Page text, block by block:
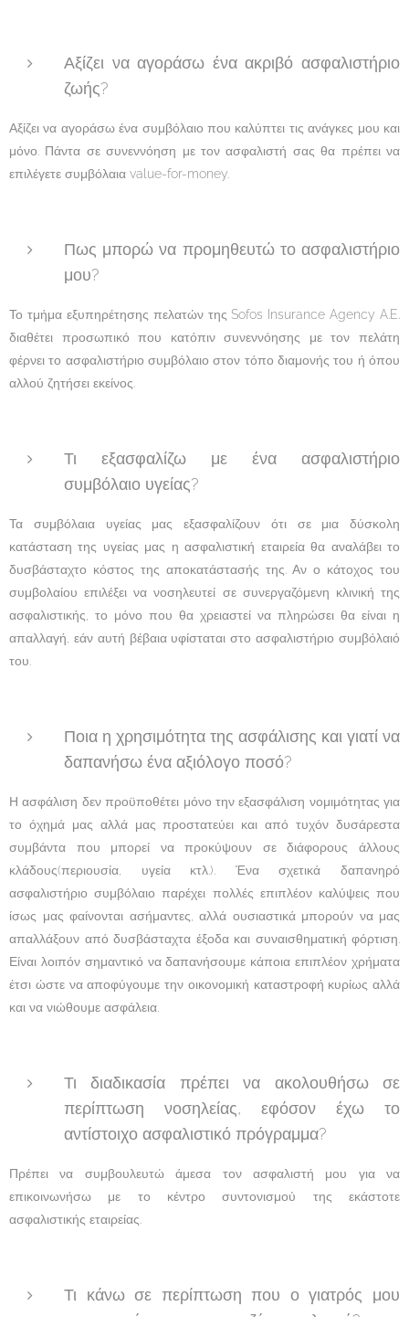
Αξίζει να αγοράσω ένα ακριβό ασφαλιστήριο
ζωής?
Αξίζει να αγοράσω ένα συμβόλαιο που καλύπτει τις ανάγκες μου και
μόνο. Πάντα σε συνεννόηση με τον ασφαλιστή σας θα πρέπει να
επιλέγετε συμβόλαια value-for-money.
Πως μπορώ να προμηθευτώ το ασφαλιστήριο
μου?
Το τμήμα εξυπηρέτησης πελατών της Sofos Insurance Agency A.E.
διαθέτει προσωπικό που κατόπιν συνεννόησης με τον πελάτη
φέρνει το ασφαλιστήριο συμβόλαιο στον τόπο διαμονής του ή όπου
αλλού ζητήσει εκείνος.
Τι εξασφαλίζω με ένα ασφαλιστήριο
συμβόλαιο υγείας?
Τα συμβόλαια υγείας μας εξασφαλίζουν ότι σε μια δύσκολη
κατάσταση της υγείας μας η ασφαλιστική εταιρεία θα αναλάβει το
δυσβάσταχτο κόστος της αποκατάστασής της. Αν ο κάτοχος του
συμβολαίου επιλέξει να νοσηλευτεί σε συνεργαζόμενη κλινική της
ασφαλιστικής, το μόνο που θα χρειαστεί να πληρώσει θα είναι η
απαλλαγή, εάν αυτή βέβαια υφίσταται στο ασφαλιστήριο συμβόλαιό
του.
Ποια η χρησιμότητα της ασφάλισης και γιατί να
δαπανήσω ένα αξιόλογο ποσό?
Η ασφάλιση δεν προϋποθέτει μόνο την εξασφάλιση νομιμότητας για
το όχημά μας αλλά μας προστατεύει και από τυχόν δυσάρεστα
συμβάντα που μπορεί να προκύψουν σε διάφορους άλλους
κλάδους(περιουσία, υγεία κτλ.). Ένα σχετικά δαπανηρό
ασφαλιστήριο συμβόλαιο παρέχει πολλές επιπλέον καλύψεις που
ίσως μας φαίνονται ασήμαντες, αλλά ουσιαστικά μπορούν να μας
απαλλάξουν από δυσβάσταχτα έξοδα και συναισθηματική φόρτιση.
Είναι λοιπόν σημαντικό να δαπανήσουμε κάποια επιπλέον χρήματα
έτσι ώστε να αποφύγουμε την οικονομική καταστροφή κυρίως αλλά
και να νιώθουμε ασφάλεια.
Τι διαδικασία πρέπει να ακολουθήσω σε
περίπτωση νοσηλείας, εφόσον έχω το
αντίστοιχο ασφαλιστικό πρόγραμμα?
Πρέπει να συμβουλευτώ άμεσα τον ασφαλιστή μου για να
επικοινωνήσω με το κέντρο συντονισμού της εκάστοτε
ασφαλιστικής εταιρείας.
Τι κάνω σε περίπτωση που ο γιατρός μου